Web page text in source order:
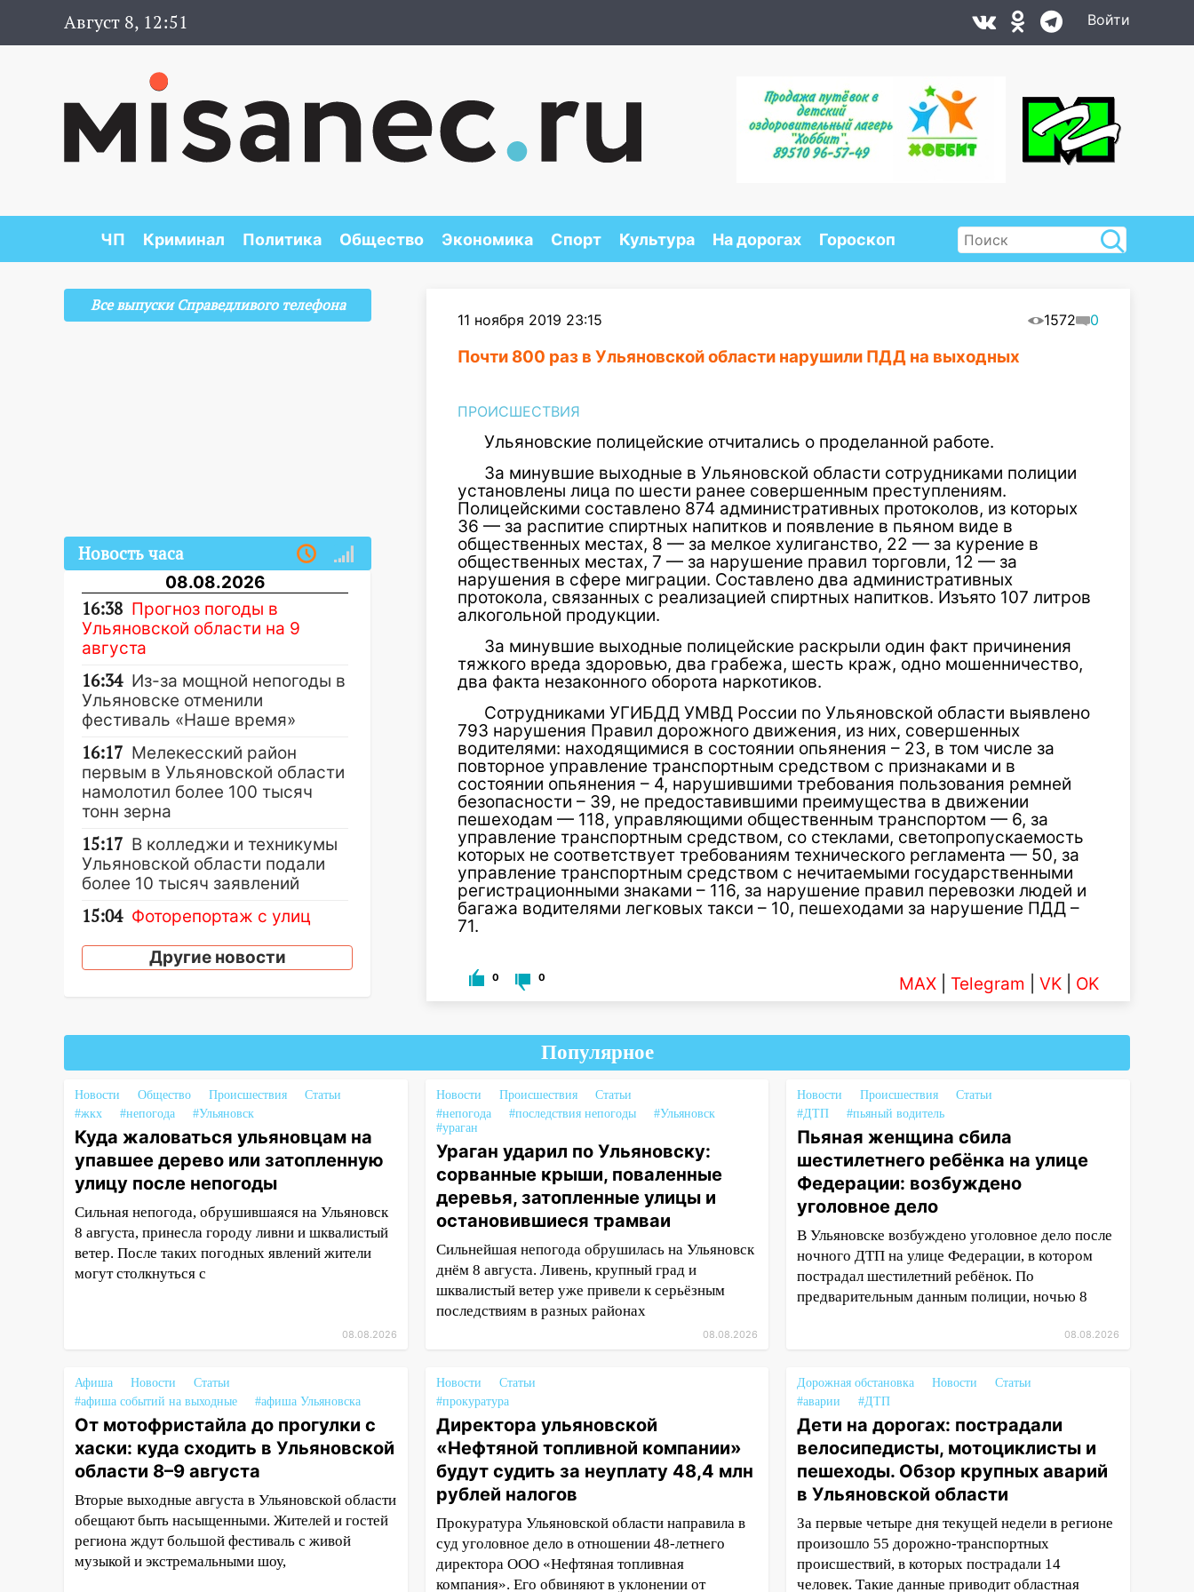
Август 8, 12:51 Войти
ЧП Криминал Политика Общество Экономика Спорт Культура На дорогах Гороскоп
11 ноября 2019 23:15 1572 0
Почти 800 раз в Ульяновской области нарушили ПДД на выходных
ПРОИСШЕСТВИЯ
Ульяновские полицейские отчитались о проделанной работе.
За минувшие выходные в Ульяновской области сотрудниками полиции
установлены лица по шести ранее совершенным преступлениям.
Полицейскими составлено 874 административных протоколов, из которых
36 — за распитие спиртных напитков и появление в пьяном виде в
общественных местах, 8 — за мелкое хулиганство, 22 — за курение в
общественных местах, 7 — за нарушение правил торговли, 12 — за
нарушения в сфере миграции. Составлено два административных
протокола, связанных с реализацией спиртных напитков. Изъято 107 литров
алкогольной продукции.
За минувшие выходные полицейские раскрыли один факт причинения
тяжкого вреда здоровью, два грабежа, шесть краж, одно мошенничество,
два факта незаконного оборота наркотиков.
Сотрудниками УГИБДД УМВД России по Ульяновской области выявлено
793 нарушения Правил дорожного движения, из них, совершенных
водителями: находящимися в состоянии опьянения – 23, в том числе за
повторное управление транспортным средством с признаками и в
состоянии опьянения – 4, нарушившими требования пользования ремней
безопасности – 39, не предоставившими преимущества в движении
пешеходам — 118, управляющими общественным транспортом — 6, за
управление транспортным средством, со стеклами, светопропускаемость
которых не соответствует требованиям технического регламента — 50, за
управление транспортным средством с нечитаемыми государственными
регистрационными знаками – 116, за нарушение правил перевозки людей и
багажа водителями легковых такси – 10, пешеходами за нарушение ПДД –
71.
0 0 MAX Telegram VK OK
Все выпуски Справедливого телефона
Новость часа
08.08.2026
16:38 Прогноз погоды в
Ульяновской области на 9
августа
16:34 Из-за мощной непогоды в
Ульяновске отменили
фестиваль «Наше время»
16:17 Мелекесский район
первым в Ульяновской области
намолотил более 100 тысяч
тонн зерна
15:17 В колледжи и техникумы
Ульяновской области подали
более 10 тысяч заявлений
15:04 Фоторепортаж с улиц
поваленные деревья и
затопленные улицы
не дождавшись
коммунальщиков
14:16
Шторм продолжает
ломать город: на улице Любови
Шевцовой рухнул светофор
14:14 Студента из Ульяновска
обманули мошенники под
видом преподавателя
13:59
В Новом городе
ураганным ветром сорвало
опалубку со строящегося дома
13:54
В мэрии Ульяновска
рассказали, как устраняют
последствия мощного шторма
13:49 Стихия продолжает
крушить Ульяновск: дерево
рухнуло на дом на
Другие новости
Популярное
Новости Общество Происшествия
Статьи
#жкх
#непогода #Ульяновск
Куда жаловаться ульяновцам на
упавшее дерево или затопленную
улицу после непогоды
Сильная непогода, обрушившаяся на Ульяновск
8 августа, принесла городу ливни и шквалистый
ветер. После таких погодных явлений жители
могут столкнуться с
08.08.2026
Новости Происшествия
Статьи
#непогода
#последствия непогоды
#Ульяновск
#ураган
Ураган ударил по Ульяновску:
сорванные крыши, поваленные
деревья, затопленные улицы и
остановившиеся трамваи
Сильнейшая непогода обрушилась на Ульяновск
днём 8 августа. Ливень, крупный град и
шквалистый ветер уже привели к серьёзным
последствиям в разных районах
08.08.2026
Новости Происшествия
Статьи
#ДТП
#пьяный водитель
Пьяная женщина сбила
шестилетнего ребёнка на улице
Федерации: возбуждено
уголовное дело
В Ульяновске возбуждено уголовное дело после
ночного ДТП на улице Федерации, в котором
пострадал шестилетний ребёнок. По
предварительным данным полиции, ночью 8
08.08.2026
Афиша Новости
Статьи
#афиша событий на выходные
#афиша Ульяновска
От мотофристайла до прогулки с
хаски: куда сходить в Ульяновской
области 8–9 августа
Вторые выходные августа в Ульяновской области
обещают быть насыщенными. Жителей и гостей
региона ждут большой фестиваль с живой
музыкой и экстремальными шоу,
Новости
Статьи
#прокуратура
Директора ульяновской
«Нефтяной топливной компании»
будут судить за неуплату 48,4 млн
рублей налогов
Прокуратура Ульяновской области направила в
суд уголовное дело в отношении 48-летнего
директора ООО «Нефтяная топливная
компания». Его обвиняют в уклонении от
Дорожная обстановка Новости
Статьи
#аварии
#ДТП
Дети на дорогах: пострадали
велосипедисты, мотоциклисты и
пешеходы. Обзор крупных аварий
в Ульяновской области
За первые четыре дня текущей недели в регионе
произошло 55 дорожно-транспортных
происшествий, в которых пострадали 14
человек. Такие данные приводит областная